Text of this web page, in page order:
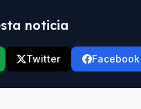
noticia
Twitter Facebook